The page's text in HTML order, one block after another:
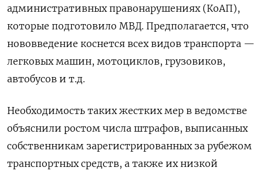
административных правонарушениях (КоАП),
которые подготовило МВД. Предполагается, что
нововведение коснется всех видов транспорта —
легковых машин, мотоциклов, грузовиков,
автобусов и т.д.
Необходимость таких жестких мер в ведомстве
объяснили ростом числа штрафов, выписанных
собственникам зарегистрированных за рубежом
транспортных средств, а также их низкой